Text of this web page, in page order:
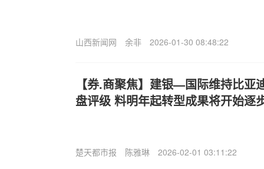
山西新闻网 余非 2026-01-30 08:48:22
【券.商聚焦】建银—国际维持比亚
盘评级 料明年起转型成果将开始逐
楚天都市报 陈雅琳 2026-02-01 03:11:22